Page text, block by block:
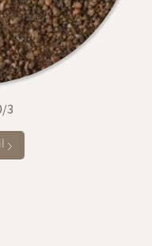
3